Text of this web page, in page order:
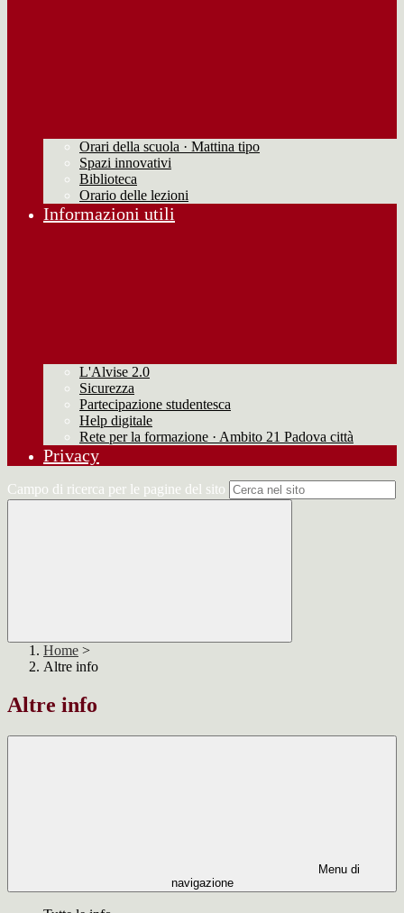
Orari della scuola · Mattina tipo
Spazi innovativi
Biblioteca
Orario delle lezioni
Informazioni utili
L'Alvise 2.0
Sicurezza
Partecipazione studentesca
Help digitale
Rete per la formazione · Ambito 21 Padova città
Privacy
Campo di ricerca per le pagine del sito
Home >
Altre info
Altre info
Menu di
navigazione